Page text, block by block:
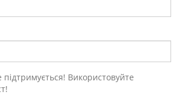
підтримується! Використовуйте